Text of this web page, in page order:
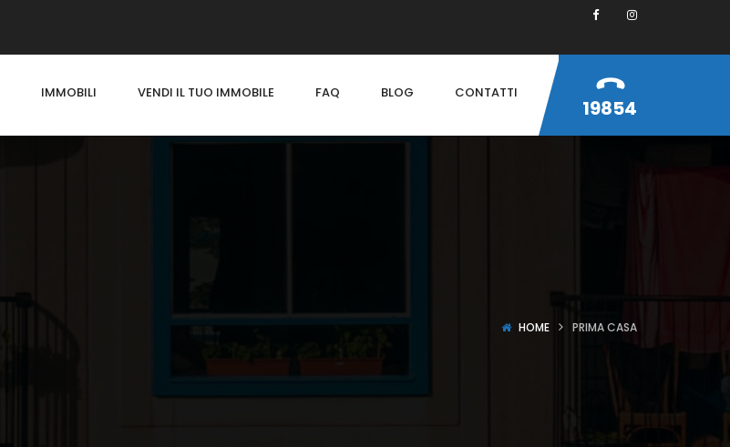
IMMOBILI VENDI IL TUO IMMOBILE FAQ BLOG CONTATTI
19854
HOME PRIMA CASA